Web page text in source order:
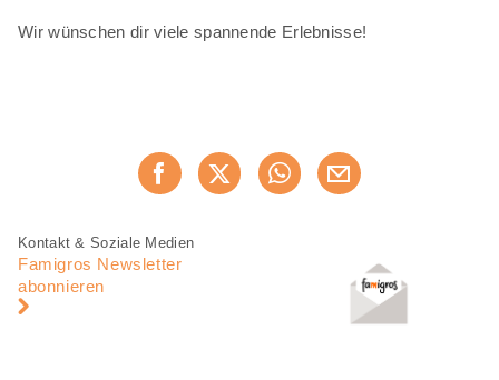
Wir wünschen dir viele spannende Erlebnisse!
Jetzt weiterempfehlen
Fusszeile
Fusszeile
Navigation
Kontakt & Soziale Medien
Famigros Newsletter
abonnieren